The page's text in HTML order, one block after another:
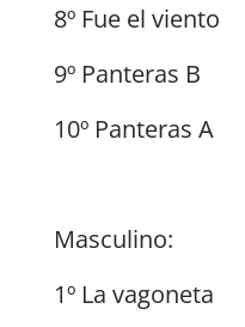
8º Fue el viento
9º Panteras B
10º Panteras A
Masculino:
1º La vagoneta